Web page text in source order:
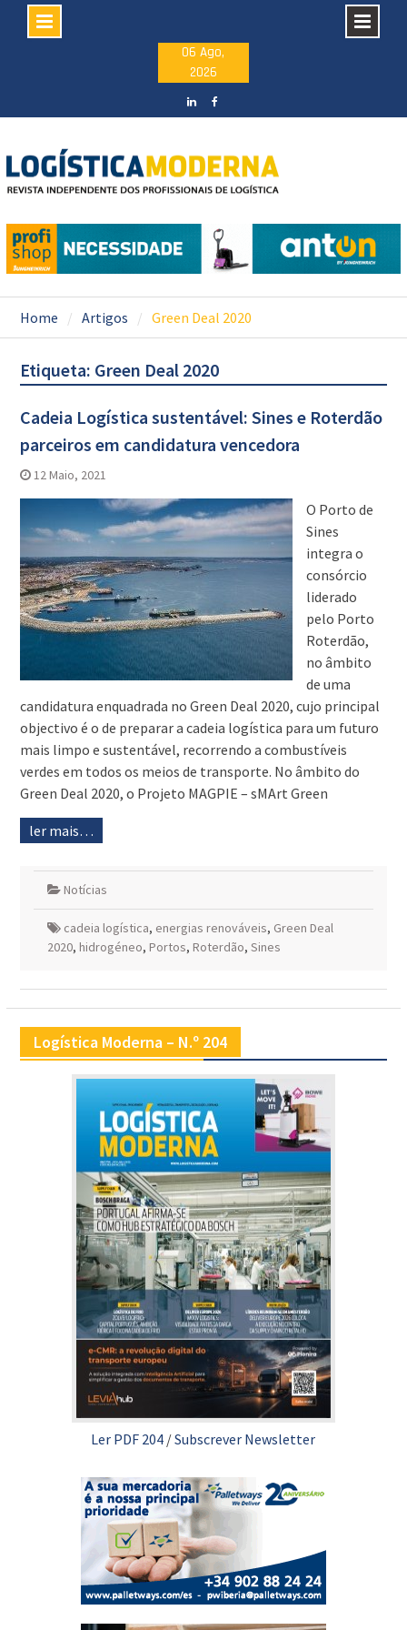
06 Ago,
2026
Home Artigos Green Deal 2020
Etiqueta: Green Deal 2020
Cadeia Logística sustentável: Sines e Roterdão
parceiros em candidatura vencedora
12 Maio, 2021
O Porto de
Sines
integra o
consórcio
liderado
pelo Porto
Roterdão,
no âmbito
de uma
candidatura enquadrada no Green Deal 2020, cujo principal
objectivo é o de preparar a cadeia logística para um futuro
mais limpo e sustentável, recorrendo a combustíveis
verdes em todos os meios de transporte. No âmbito do
Green Deal 2020, o Projeto MAGPIE – sMArt Green
ler mais…
Notícias
cadeia logística, energias renováveis, Green Deal
2020, hidrogéneo, Portos, Roterdão, Sines
Logística Moderna – N.º 204
Ler PDF 204 /Subscrever Newsletter